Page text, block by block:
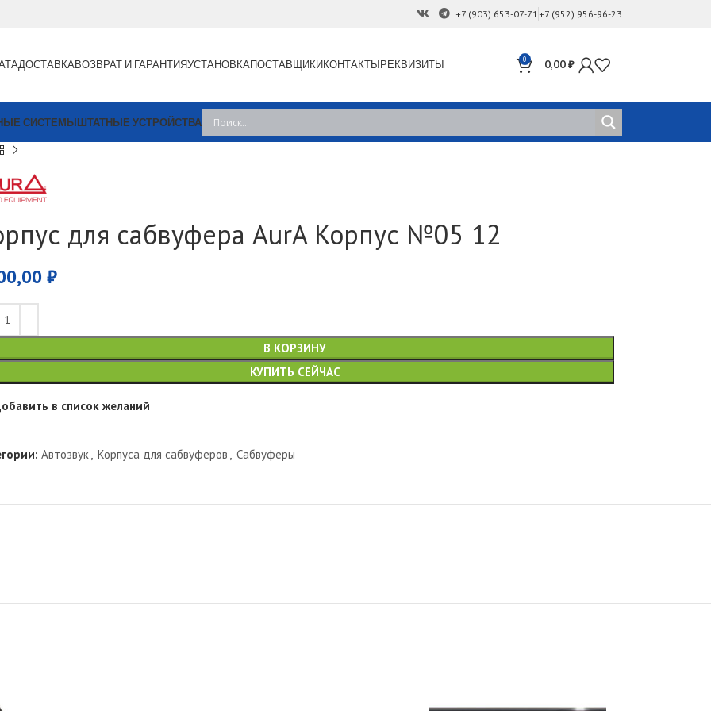
+7 (903) 653-07-71 +7 (952) 956-96-23
ДОСТАВКАВОЗВРАТ И ГАРАНТИЯУСТАНОВКАПОСТАВЩИКИКОНТАКТЫРЕКВИЗИТЫ 0 0,00₽
СИСТЕМЫШТАТНЫЕ УСТРОЙСТВА
для сабвуфера AurA Корпус №05 12
₽
В КОРЗИНУ
КУПИТЬ СЕЙЧАС
в список желаний
Автозвук Корпуса для сабвуферов Сабвуферы